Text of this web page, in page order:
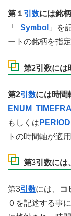
第１ 引数には銘
「
_Symbol 」を
ートの銘柄を指
第2引数には
第2引数には時間
もしくは
トの時間軸が適
第3引数には
第3引数には、 コ
０を記述する事